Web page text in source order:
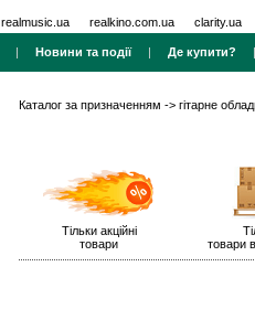
realmusic.ua realkino.com.ua clarity.ua
| Новини та події| Де купити?
Каталог за призначенням -> гітарне
Тільки акційні
товари
товари